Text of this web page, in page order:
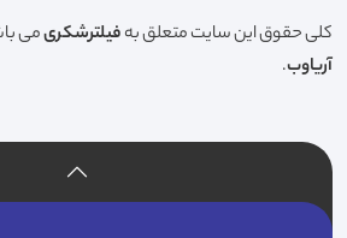
کلی حقوق این سایت متعلق بهفیلترشکریمی
آریاوب.